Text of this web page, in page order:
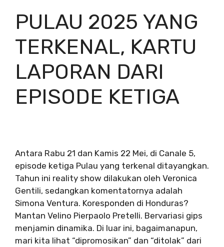
PULAU 2025 YANG
TERKENAL, KARTU
LAPORAN DARI
EPISODE KETIGA
Antara Rabu 21 dan Kamis 22 Mei, di Canale 5,
episode ketiga Pulau yang terkenal ditayangkan.
Tahun ini reality show dilakukan oleh Veronica
Gentili, sedangkan komentatornya adalah
Simona Ventura. Koresponden di Honduras?
Mantan Velino Pierpaolo Pretelli. Bervariasi gips
menjamin dinamika. Di luar ini, bagaimanapun,
mari kita lihat “dipromosikan” dan “ditolak” dari